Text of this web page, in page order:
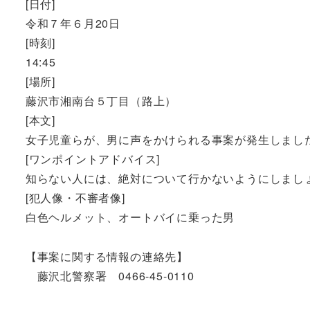
[日付]
令和７年６月20日
[時刻]
14:45
[場所]
藤沢市湘南台５丁目（路上）
[本文]
女子児童らが、男に声をかけられる事案が発生しまし
[ワンポイントアドバイス]
知らない人には、絶対について行かないようにしまし
[犯人像・不審者像]
白色ヘルメット、オートバイに乗った男
【事案に関する情報の連絡先】
藤沢北警察署 0466-45-0110